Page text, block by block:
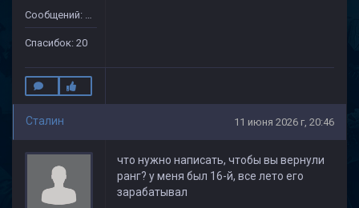
Сообщений: 76
Спасибок: 20
Cталин 11 июня 2026 г, 20:46
что нужно написать, чтобы вы вернули
ранг? у меня был 16-й, все лето его
зарабатывал